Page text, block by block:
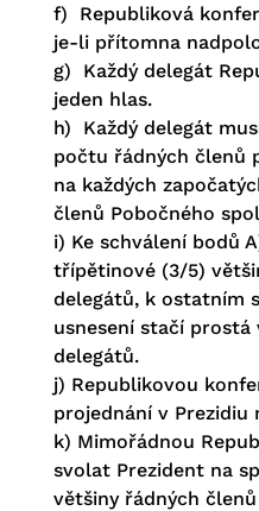
f) Republiková
je-li přítomna
g) Každý delegát
jeden hlas.
h) Každý delegát
počtu řádných členů
na každých
členů Pobočného
i) Ke schválení bodů
třípětinové (3/5)
delegátů, k ostatním
usnesení stačí
delegátů.
j) Republikovou
projednání v Prezidiu
k) Mimořádnou
svolat Prezident na
většiny řádných